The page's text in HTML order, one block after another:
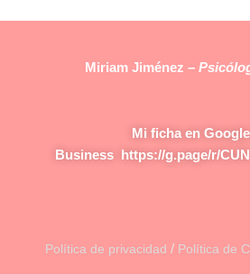
Miriam Jiménez –
Mi ficha en
Business https://g.page/r/
Política de privacidad / Política de